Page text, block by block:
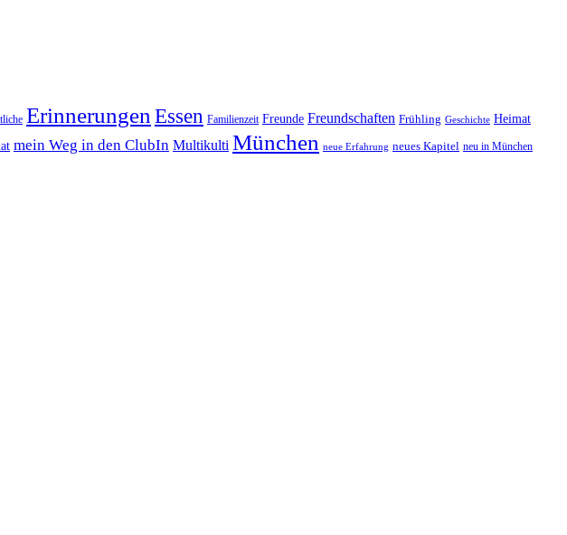
ErinnerungenEssen Familienzeit Freunde Freundschaften Frühling Geschichte Heimat
mein Weg in den ClubIn Multikulti München neue Erfahrung neues Kapitel neu in München